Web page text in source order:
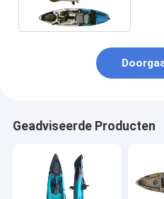
Geadviseerde Producten